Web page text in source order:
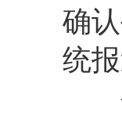
确
统